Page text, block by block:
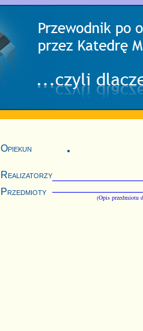
Opiekun
Realizatorzy
Przedmioty
(Opis przedmiotu